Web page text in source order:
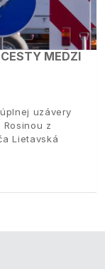
MEDZI
uzávery
z
Lietavská